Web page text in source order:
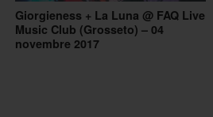
Giorgieness + La Luna @ FAQ Live
Music Club (Grosseto) – 04
novembre 2017